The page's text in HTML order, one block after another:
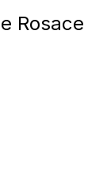
Rosace